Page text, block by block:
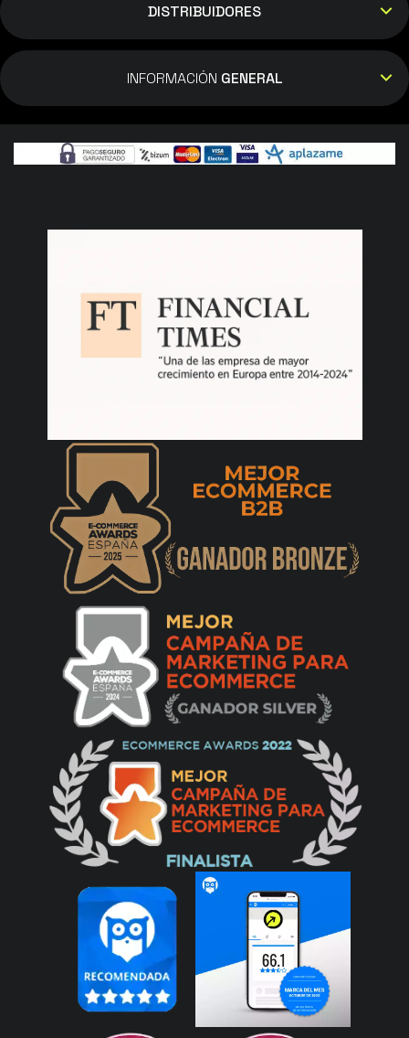
DISTRIBUIDORES
INFORMACIÓN GENERAL